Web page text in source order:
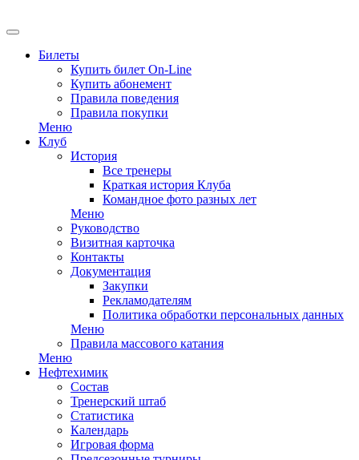
Билеты
Купить билет On-Line
Купить абонемент
Правила поведения
Правила покупки
Меню
Клуб
История
Все тренеры
Краткая история Клуба
Командное фото разных лет
Меню
Руководство
Визитная карточка
Контакты
Документация
Закупки
Рекламодателям
Политика обработки персональных данных
Меню
Правила массового катания
Меню
Нефтехимик
Состав
Тренерский штаб
Статистика
Календарь
Игровая форма